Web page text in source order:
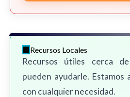
Recursos Locales
Recursos útiles cerca
pueden ayudarle. Estamos
con cualquier necesidad.